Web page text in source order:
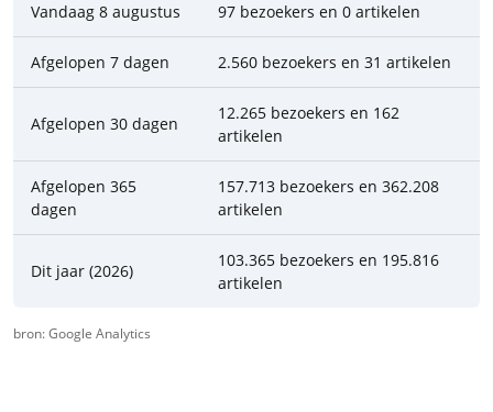
Vandaag 8 augustus 97 bezoekers en 0 artikelen
Afgelopen 7 dagen 2.560 bezoekers en 31 artikelen
Afgelopen 30 dagen
12.265 bezoekers en 162
artikelen
Afgelopen 365
dagen
157.713 bezoekers en 362.208
artikelen
Dit jaar (2026)
103.365 bezoekers en 195.816
artikelen
bron: Google Analytics